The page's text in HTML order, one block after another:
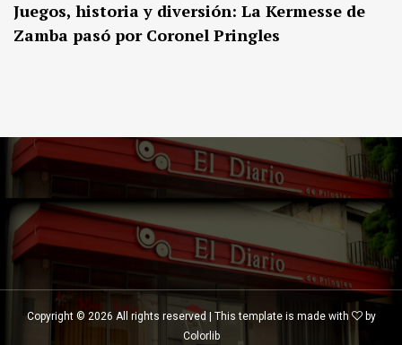
Juegos, historia y diversión: La Kermesse de
Zamba pasó por Coronel Pringles
Copyright © 2026 All rights reserved | This template is made with
by
Colorlib